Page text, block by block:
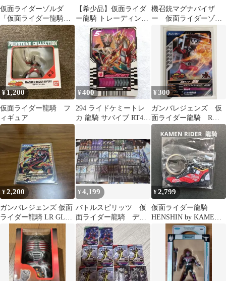
仮面ライダーゾルダ
「仮面ライダー龍騎」
ライダー＆モンスター
シリーズ マグナギガ
【希少品】仮面ライダ
ー龍騎 トレーディング
コレクション 第1弾
S01 ホロ
機召銃マグナバイザ
ー 仮面ライダーゾル
ダ （仮面ライダー龍
騎）【レア】
¥1,200
仮面ライダー龍騎 フ
ィギュア
¥400
294 ライドケミートレ
カ 龍騎 サバイブ RT4-
¥300
ガンバレジェンズ 仮
面ライダー龍騎 R
CX02-025
¥2,200
ガンバレジェンズ 仮面
ライダー龍騎 LR GL03-
¥4,199
バトルスピリッツ 仮
面ライダー龍騎 デッ
キ
¥2,799
仮面ライダー龍騎
HENSHIN by KAMEN
RIDERラバーキーホル